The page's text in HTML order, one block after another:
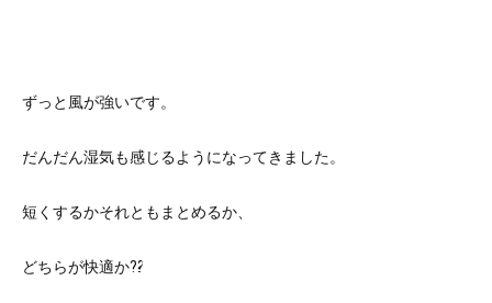
ずっと風が強いです。
だんだん湿気も感じるようになってきました。
短くするかそれともまとめるか、
どちらが快適か⁇